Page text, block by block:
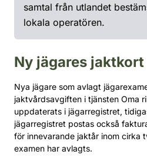
samtal från utlandet
lokala operatören.
Ny jägares jaktkort
Nya jägare som avlagt
jaktvårdsavgiften i tjänsten Oma
uppdaterats i jägarregistret,
jägarregistret postas också
för innevarande jaktår inom cirka
examen har avlagts.